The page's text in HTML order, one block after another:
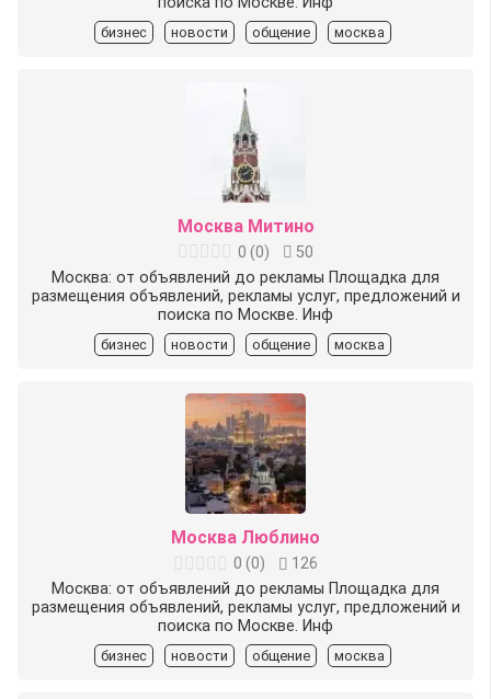
бизнес новости общение москва
Москва Митино
0 (0)
50
Москва: от объявлений до рекламы Площадка для
размещения объявлений, рекламы услуг, предложений и
поиска по Москве. Инф
бизнес новости общение москва
Москва Люблино
0 (0)
126
Москва: от объявлений до рекламы Площадка для
размещения объявлений, рекламы услуг, предложений и
поиска по Москве. Инф
бизнес новости общение москва